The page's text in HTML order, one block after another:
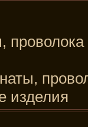
изделия